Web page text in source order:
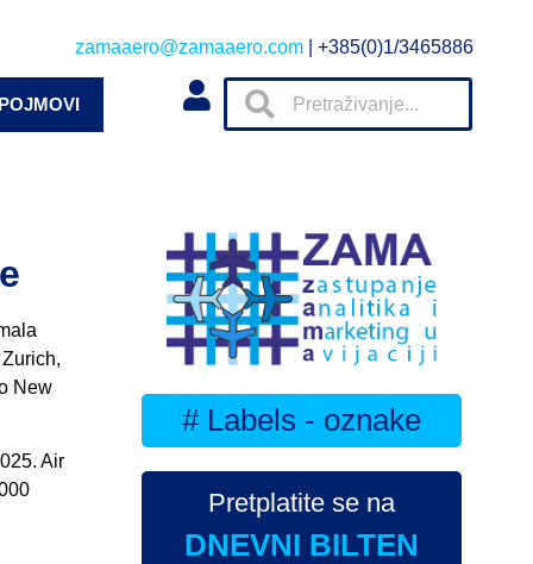
zamaaero@zamaaero.com | +385(0)1/3465886
New
Air
# Labels - oznake
Pretplatite se na
DNEVNI BILTEN